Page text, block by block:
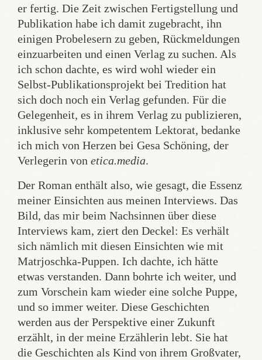
er fertig. Die Zeit zwischen Fertigstellung und
Publikation habe ich damit zugebracht, ihn
einigen Probelesern zu geben, Rückmeldungen
einzuarbeiten und einen Verlag zu suchen. Als
ich schon dachte, es wird wohl wieder ein
Selbst-Publikationsprojekt bei Tredition hat
sich doch noch ein Verlag gefunden. Für die
Gelegenheit, es in ihrem Verlag zu publizieren,
inklusive sehr kompetentem Lektorat, bedanke
ich mich von Herzen bei Gesa Schöning, der
Verlegerin von etica.media.
Der Roman enthält also, wie gesagt, die Essenz
meiner Einsichten aus meinen Interviews. Das
Bild, das mir beim Nachsinnen über diese
Interviews kam, ziert den Deckel: Es verhält
sich nämlich mit diesen Einsichten wie mit
Matrjoschka-Puppen. Ich dachte, ich hätte
etwas verstanden. Dann bohrte ich weiter, und
zum Vorschein kam wieder eine solche Puppe,
und so immer weiter. Diese Geschichten
werden aus der Perspektive einer Zukunft
erzählt, in der meine Erzählerin lebt. Sie hat
die Geschichten als Kind von ihrem Großvater,